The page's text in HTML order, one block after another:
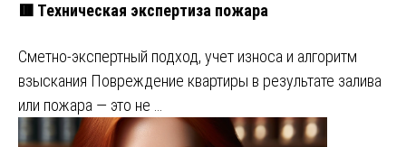
🟥 Техническая экспертиза пожара
Сметно-экспертный подход, учет износа и алгоритм
взыскания Повреждение квартиры в результате залива
или пожара — это не …